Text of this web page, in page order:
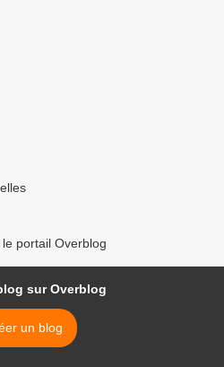
portail Overblog
sur Overblog
un blog